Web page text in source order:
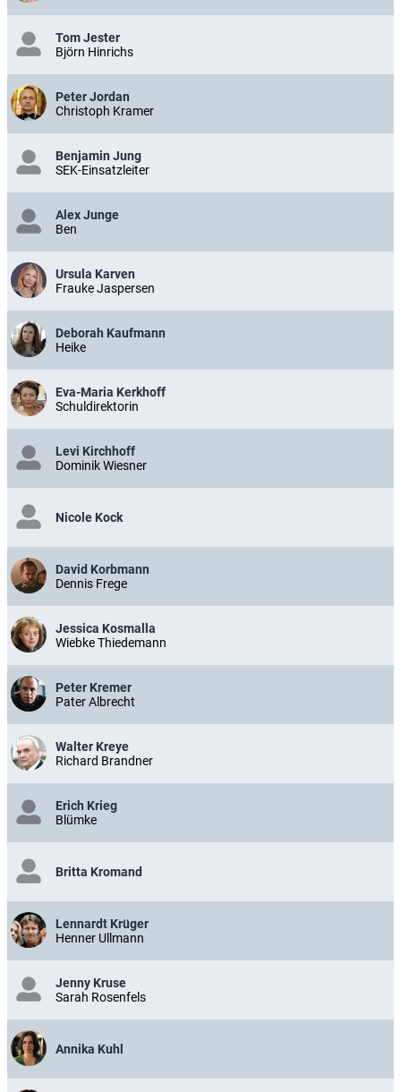
Tom Jester
Björn Hinrichs
Peter Jordan
Christoph Kramer
Benjamin Jung
SEK-Einsatzleiter
Alex Junge
Ben
Ursula Karven
Frauke Jaspersen
Deborah Kaufmann
Heike
Eva-Maria Kerkhoff
Schuldirektorin
Levi Kirchhoff
Dominik Wiesner
Nicole Kock
David Korbmann
Dennis Frege
Jessica Kosmalla
Wiebke Thiedemann
Peter Kremer
Pater Albrecht
Walter Kreye
Richard Brandner
Erich Krieg
Blümke
Britta Kromand
Lennardt Krüger
Henner Ullmann
Jenny Kruse
Sarah Rosenfels
Annika Kuhl